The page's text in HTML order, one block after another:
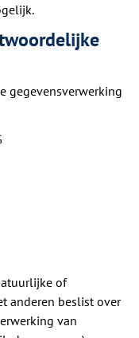
gegevensverwerking
of
anderen beslist over
van